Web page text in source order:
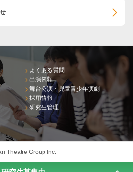
よくある質問
出演依頼
舞台公演・児童青少年演劇
採用情報
研究生管理
Theatre Group Inc.